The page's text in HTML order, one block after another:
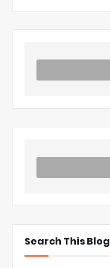
Search This Blog